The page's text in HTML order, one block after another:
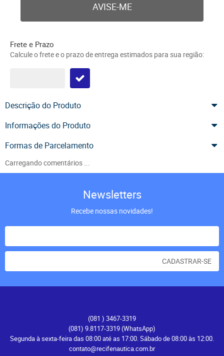
AVISE-ME
Frete e Prazo
Calcule o frete e o prazo de entrega estimados para sua região:
Descrição do Produto
Informações do Produto
Formas de Parcelamento
Carregando comentários ...
Newsletters
Recebe nossas novidades!
CADASTRAR-SE
(081 ) 3467-3319
(081) 9.8117-3319(WhatsApp)
Segunda à sexta-feira das 08:00 até as 17:00. Sábado de 08:00 às 12:00.
contato@recifenautica.com.br